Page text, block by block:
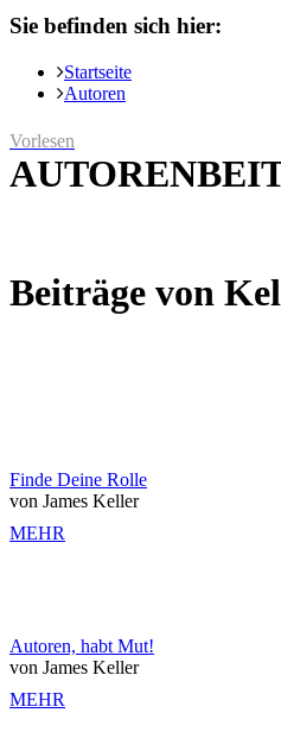
Sie befinden sich hier:
Startseite
Autoren
Vorlesen
Beiträge von
Finde Deine Rolle
von James Keller
MEHR
Autoren, habt Mut!
von James Keller
MEHR